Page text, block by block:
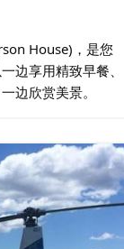
House)，是您
边享用精致早餐、
边欣赏美景。